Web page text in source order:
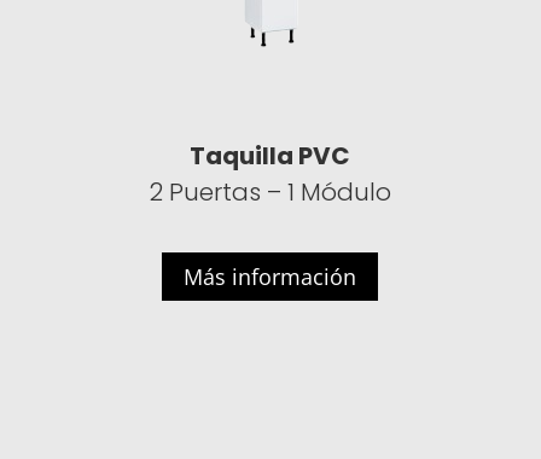
Taquilla PVC
2 Puertas – 1 Módulo
Más información